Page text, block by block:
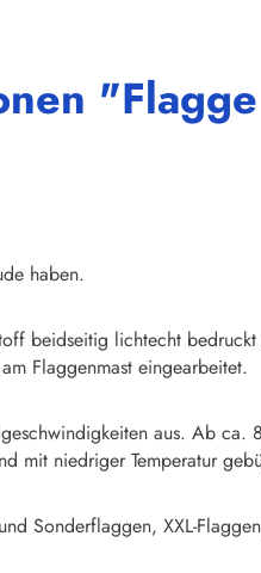
haben.
beidseitig lichtecht
Flaggenmast eingearbeitet.
aus. Ab
mit niedriger Temperatur
Sonderflaggen, XXL-